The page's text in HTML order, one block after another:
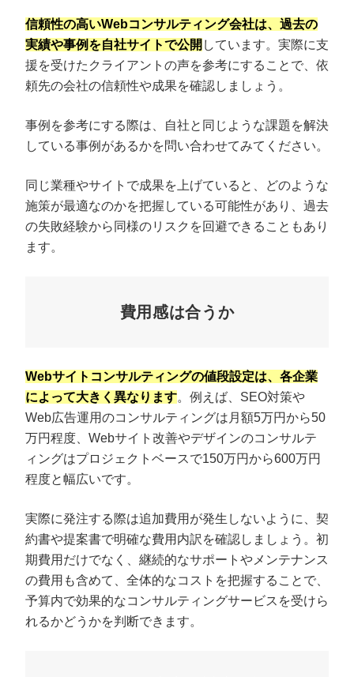
信頼性の高いWebコンサルティング会社は、過去の
実績や事例を自社サイトで公開 しています。実際に支
援を受けたクライアントの声を参考にすることで、依
頼先の会社の信頼性や成果を確認しましょう。
事例を参考にする際は、自社と同じような課題を解決
している事例があるかを問い合わせてみてください。
同じ業種やサイトで成果を上げていると、どのような
施策が最適なのかを把握している可能性があり、過去
の失敗経験から同様のリスクを回避できることもあり
ます。
費用感は合うか
Webサイトコンサルティングの値段設定は、各企業
によって大きく異なります。例えば、SEO対策や
Web広告運用のコンサルティングは月額5万円から50
万円程度、Webサイト改善やデザインのコンサルテ
ィングはプロジェクトベースで150万円から600万円
程度と幅広いです。
実際に発注する際は追加費用が発生しないように、契
約書や提案書で明確な費用内訳を確認しましょう。初
期費用だけでなく、継続的なサポートやメンテナンス
の費用も含めて、全体的なコストを把握することで、
予算内で効果的なコンサルティングサービスを受けら
れるかどうかを判断できます。